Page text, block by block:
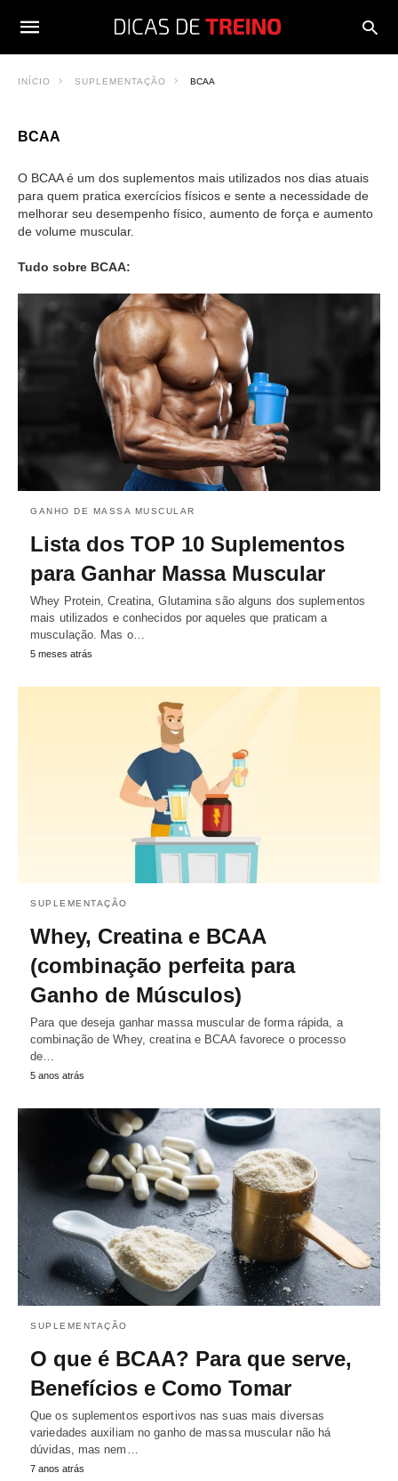
INÍCIO SUPLEMENTAÇÃO BCAA
BCAA
O BCAA é um dos suplementos mais utilizados nos dias atuais
para quem pratica exercícios físicos e sente a necessidade de
melhorar seu desempenho físico, aumento de força e aumento
de volume muscular.
Tudo sobre BCAA:
GANHO DE MASSA MUSCULAR
Lista dos TOP 10 Suplementos
para Ganhar Massa Muscular
Whey Protein, Creatina, Glutamina são alguns dos suplementos
mais utilizados e conhecidos por aqueles que praticam a
musculação. Mas o…
5 meses atrás
SUPLEMENTAÇÃO
Whey, Creatina e BCAA
(combinação perfeita para
Ganho de Músculos)
Para que deseja ganhar massa muscular de forma rápida, a
combinação de Whey, creatina e BCAA favorece o processo
de…
5 anos atrás
SUPLEMENTAÇÃO
O que é BCAA? Para que serve,
Benefícios e Como Tomar
Que os suplementos esportivos nas suas mais diversas
variedades auxiliam no ganho de massa muscular não há
dúvidas, mas nem…
7 anos atrás